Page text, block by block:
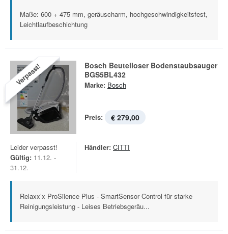
Maße: 600 + 475 mm, geräuscharm, hochgeschwindigkeitsfest,
Leichtlaufbeschichtung
Verpasst!
Bosch Beutelloser Bodenstaubsauger
BGS5BL432
Marke: Bosch
Preis: € 279,00
Leider verpasst!
Gültig: 11.12. -
31.12.
Händler: CITTI
Relaxx’x ProSilence Plus - SmartSensor Control für starke
Reinigungsleistung - Leises Betriebsgeräu...